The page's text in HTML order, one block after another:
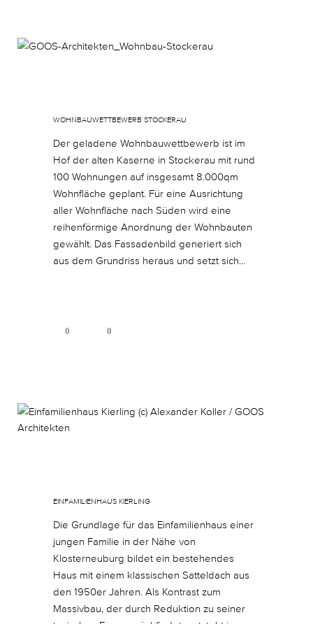
WOHNBAUWETTBEWERB STOCKERAU
Der geladene Wohnbauwettbewerb ist im
Hof der alten Kaserne in Stockerau mit rund
100 Wohnungen auf insgesamt 8.000qm
Wohnfläche geplant. Für eine Ausrichtung
aller Wohnfläche nach Süden wird eine
reihenförmige Anordnung der Wohnbauten
gewählt. Das Fassadenbild generiert sich
aus dem Grundriss heraus und setzt sich...
0 0
EINFAMILIENHAUS KIERLING
Die Grundlage für das Einfamilienhaus einer
jungen Familie in der Nähe von
Klosterneuburg bildet ein bestehendes
Haus mit einem klassischen Satteldach aus
den 1950er Jahren. Als Kontrast zum
Massivbau, der durch Reduktion zu seiner